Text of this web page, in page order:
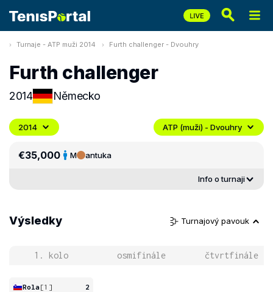
Turnaje - ATP muži 2014 Furth challenger - Dvouhry
Furth challenger
2014 Německo
2014 ATP (muži) - Dvouhry
€35,000 M antuka
Info o turnaji
Výsledky Turnajový pavouk
1. kolo osmifinále čtvrtfinále
Rola[1]
2